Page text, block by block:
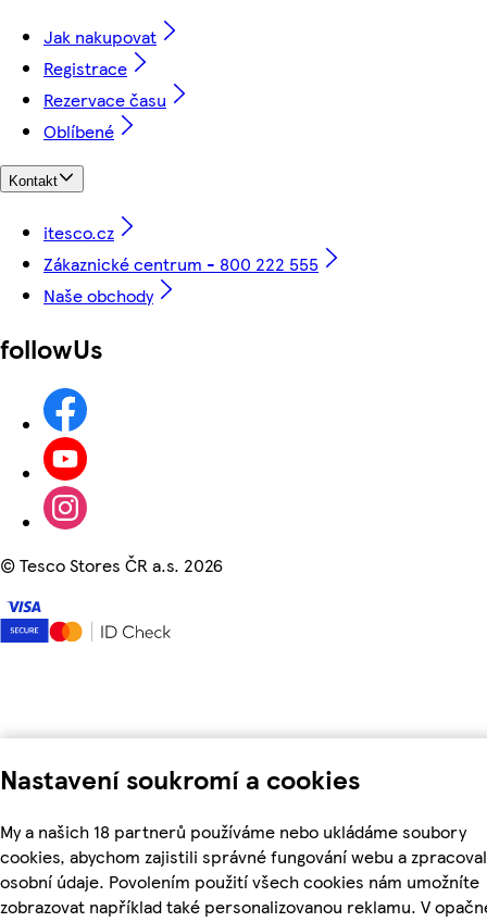
Nastavení soukromí a cookies
My a našich 18 partnerů používáme nebo ukládáme soubory
cookies, abychom zajistili správné fungování webu a
osobní údaje. Povolením použití všech cookies nám umožníte
zobrazovat například také personalizovanou reklamu. V
Jak nakupovat
Registrace
Rezervace času
Oblíbené
Kontakt
itesco.cz
Zákaznické centrum - 800 222 555
Naše obchody
followUs
©Tesco Stores ČR a.s. 2026